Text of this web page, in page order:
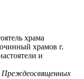
храма
храмов г.
и